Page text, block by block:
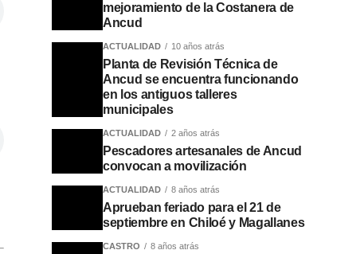
mejoramiento de la Costanera de
Ancud
ACTUALIDAD 10 años atrás
Planta de Revisión Técnica de
Ancud se encuentra funcionando
en los antiguos talleres
municipales
ACTUALIDAD 2 años atrás
Pescadores artesanales de Ancud
convocan a movilización
ACTUALIDAD 8 años atrás
Aprueban feriado para el 21 de
septiembre en Chiloé y Magallanes
CASTRO 8 años atrás